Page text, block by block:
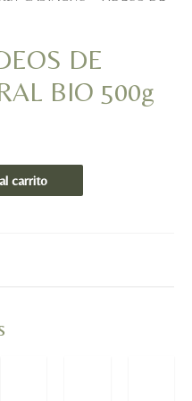
DE
BIO 500g
carrito